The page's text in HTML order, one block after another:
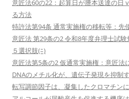
意匠法60の22：起算日が謄本送達の日
る方法
特許法第94条 通常実施権の移転等：先
意匠法 第29条の2 令和8年度弁理士試験
５選択肢(ﾆ)
意匠法第5条の2 仮通常実施権：意匠法
DNAのメチル化が、遺伝子発現を抑制
転写調節因子は、凝集したクロマチン